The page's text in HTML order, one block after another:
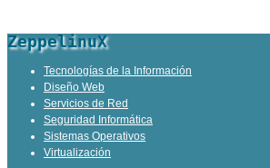
ZeppelinuX
Tecnologías de la Información
Diseño Web
Servicios de Red
Seguridad Informática
Sistemas Operativos
Virtualización